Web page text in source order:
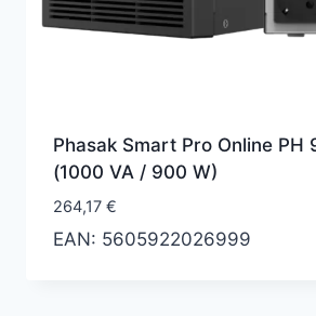
Phasak Smart Pro Online PH
(1000 VA / 900 W)
264,17 €
EAN: 5605922026999